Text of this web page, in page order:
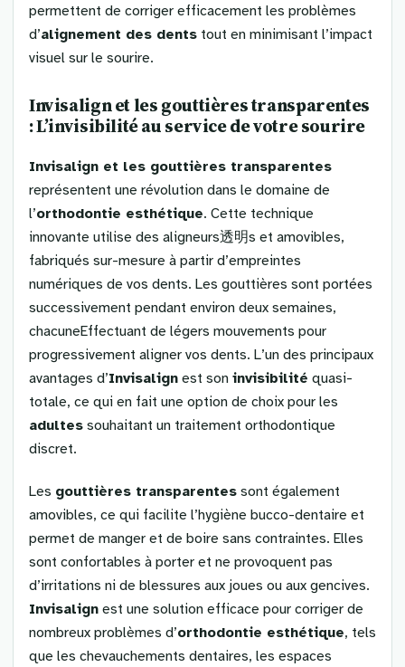
permettent de corriger efficacement les problèmes
d’alignement des dents tout en minimisant l’impact
visuel sur le sourire.
Invisalign et les gouttières transparentes
: L’invisibilité au service de votre sourire
Invisalign et les gouttières transparentes
représentent une révolution dans le domaine de
l’orthodontie esthétique. Cette technique
innovante utilise des aligneurs透明s et amovibles,
fabriqués sur-mesure à partir d’empreintes
numériques de vos dents. Les gouttières sont portées
successivement pendant environ deux semaines,
chacuneEffectuant de légers mouvements pour
progressivement aligner vos dents. L’un des principaux
avantages d’Invisalign est son invisibilité quasi-
totale, ce qui en fait une option de choix pour les
adultes souhaitant un traitement orthodontique
discret.
Les gouttières transparentes sont également
amovibles, ce qui facilite l’hygiène bucco-dentaire et
permet de manger et de boire sans contraintes. Elles
sont confortables à porter et ne provoquent pas
d’irritations ni de blessures aux joues ou aux gencives.
Invisalign est une solution efficace pour corriger de
nombreux problèmes d’orthodontie esthétique, tels
que les chevauchements dentaires, les espaces